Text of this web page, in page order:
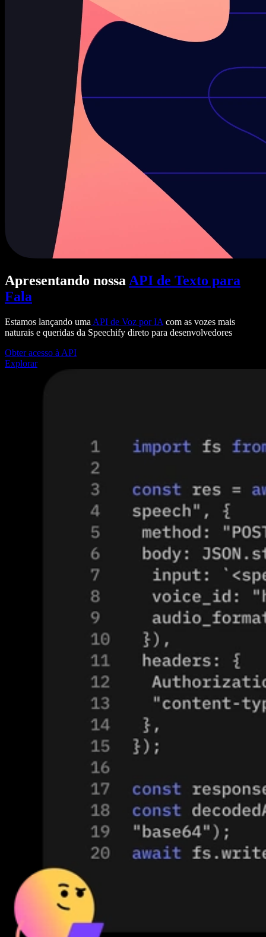
Apresentando nossa API de Texto para
Fala
Estamos lançando uma API de Voz por IA com as vozes mais
naturais e queridas da Speechify direto para desenvolvedores
Obter acesso à API
Explorar